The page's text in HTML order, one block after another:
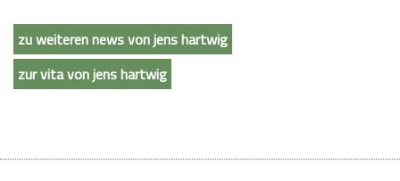
zu weiteren news von jens hartwig
zur vita von jens hartwig